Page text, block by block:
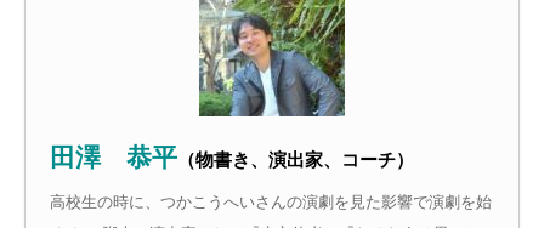
田澤 恭平（物書き、演出家、コーチ）
高校生の時に、つかこうへいさんの演劇を見た影響で演劇を始